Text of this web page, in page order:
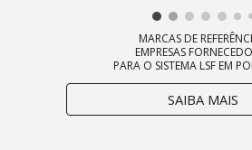
MARCAS DE
EMPRESAS
PARA O SISTEMA LSF EM
SAIBA MAIS